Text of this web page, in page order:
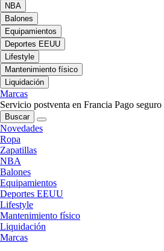
NBA
Balones
Equipamientos
Deportes EEUU
Lifestyle
Mantenimiento físico
Liquidación
Marcas
Servicio postventa en Francia Pago seguro
Buscar
Novedades
Ropa
Zapatillas
NBA
Balones
Equipamientos
Deportes EEUU
Lifestyle
Mantenimiento físico
Liquidación
Marcas